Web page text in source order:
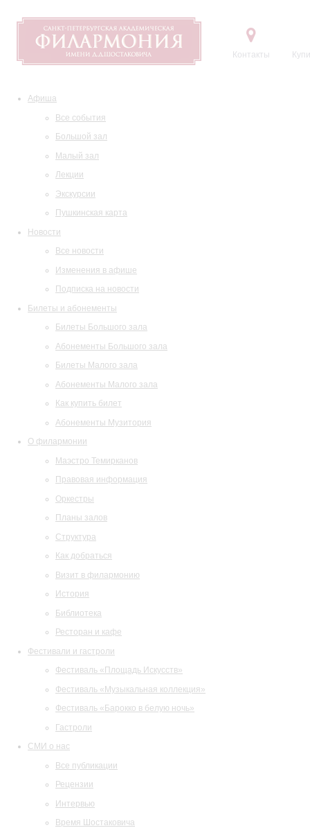
Контакты
Афиша
Все события
Большой зал
Малый зал
Лекции
Экскурсии
Пушкинская карта
Новости
Все новости
Изменения в афише
Подписка на новости
Билеты и абонементы
Билеты Большого зала
Абонементы Большого зала
Билеты Малого зала
Абонементы Малого зала
Как купить билет
Абонементы Музитория
О филармонии
Маэстро Темирканов
Правовая информация
Оркестры
Планы залов
Структура
Как добраться
Визит в филармонию
История
Библиотека
Ресторан и кафе
Фестивали и гастроли
Фестиваль «Площадь Искусств»
Фестиваль «Музыкальная коллекция»
Фестиваль «Барокко в белую ночь»
Гастроли
СМИ о нас
Все публикации
Рецензии
Интервью
Время Шостаковича